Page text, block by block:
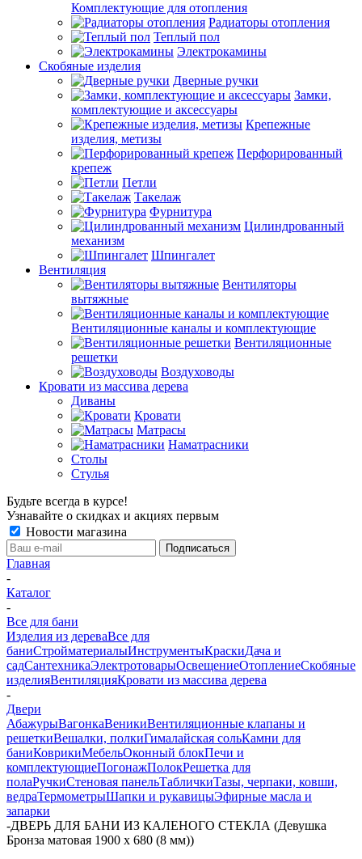
Комплектующие для отопления
Радиаторы отопления
Теплый пол
Электрокамины
Скобяные изделия
Дверные ручки
Замки,
комплектующие и аксессуары
Крепежные
изделия, метизы
Перфорированный
крепеж
Петли
Такелаж
Фурнитура
Цилиндрованный
механизм
Шпингалет
Вентиляция
Вентиляторы
вытяжные
Вентиляционные каналы и комплектующие
Вентиляционные
решетки
Воздуховоды
Кровати из массива дерева
Диваны
Кровати
Матрасы
Наматрасники
Столы
Стулья
Будьте всегда в курсе!
Узнавайте о скидках и акциях первым
Новости магазина
Главная
-
Каталог
-
Все для бани
Изделия из дереваВсе для
баниСтройматериалыИнструментыКраскиДача и
садСантехникаЭлектротоварыОсвещениеОтоплениеСкобяные
изделияВентиляцияКровати из массива дерева
-
Двери
АбажурыВагонкаВеникиВентиляционные клапаны и
решеткиВешалки, полкиГималайская сольКамни для
баниКоврикиМебельОконный блокПечи и
комплектующиеПогонажПолокРешетка для
полаРучкиСтеновая панельТабличкиТазы, черпаки, ковши,
ведраТермометрыШапки и рукавицыЭфирные масла и
запарки
-ДВЕРЬ ДЛЯ БАНИ ИЗ КАЛЕНОГО СТЕКЛА (Девушка
Бронза матовая 1900 х 680 (8 мм))